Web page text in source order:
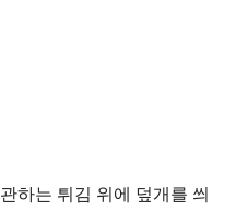
관하는 튀김 위에 덮개를 씌